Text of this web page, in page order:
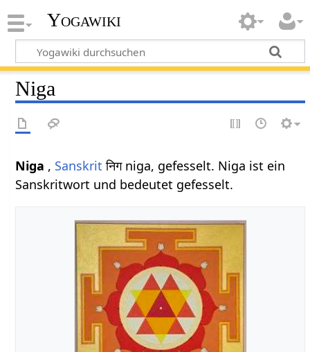
Yogawiki
Niga
Niga , Sanskrit निग niga, gefesselt. Niga ist ein
Sanskritwort und bedeutet gefesselt.